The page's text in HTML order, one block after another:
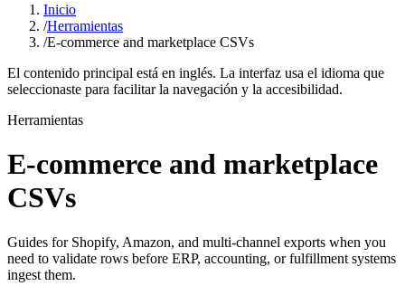
Inicio
/Herramientas
/E-commerce and marketplace CSVs
El contenido principal está en inglés. La interfaz usa el idioma que
seleccionaste para facilitar la navegación y la accesibilidad.
Herramientas
E-commerce and marketplace
CSVs
Guides for Shopify, Amazon, and multi-channel exports when you
need to validate rows before ERP, accounting, or fulfillment systems
ingest them.